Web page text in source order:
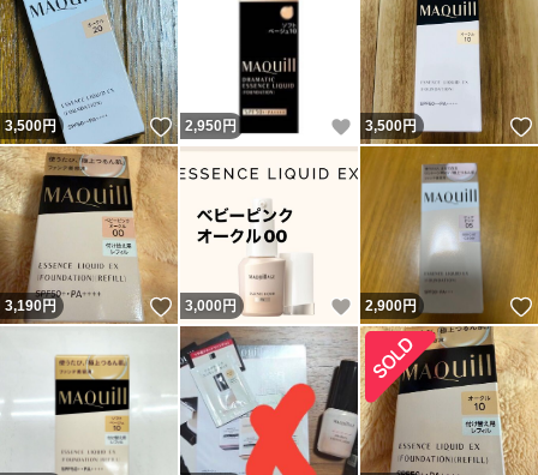
3,500円 いいね！
2,950 円 いいね！
3,500円
3,190円 いいね！
3,000 円 いいね！
2,900円